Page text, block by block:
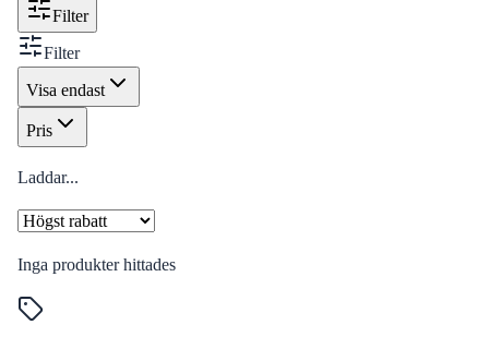
Filter
Filter
Visa endast
Pris
Laddar...
Inga produkter hittades